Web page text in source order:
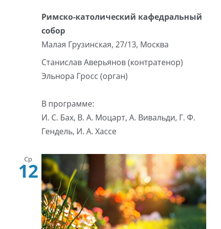
Римско-католический кафедральный
собор
Малая Грузинская, 27/13, Москва
Станислав Аверьянов (контратенор)
Эльнора Гросс (орган)
В программе:
И. С. Бах, В. А. Моцарт, А. Вивальди, Г. Ф.
Гендель, И. А. Хассе
Ср
12